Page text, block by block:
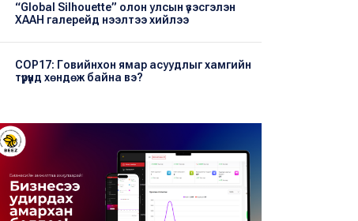
“Global Silhouette” олон улсын үзэсгэлэн
ХААН галерейд нээлтээ хийлээ
COP17: Говийнхон ямар асуудлыг хамгийн
түрүүнд хөндөж байна вэ?